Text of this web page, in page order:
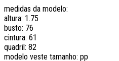
medidas da modelo:
altura: 1.75
busto: 76
cintura: 61
quadril: 82
modelo veste tamanho: pp